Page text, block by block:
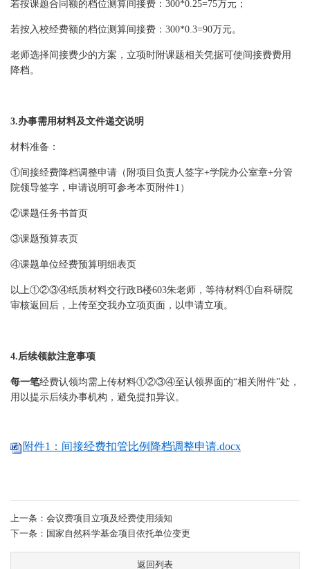
若按课题合同额的档位测算间接费：300*0.25=75万元；
若按入校经费额的档位测算间接费：300*0.3=90万元。
老师选择间接费少的方案，立项时附课题相关凭据可使间接费费用
降档。
3.办事需用材料及文件递交说明
材料准备：
①间接经费降档调整申请（附项目负责人签字+学院办公室章+分管
院领导签字，申请说明可参考本页附件1）
②课题任务书首页
③课题预算表页
④课题单位经费预算明细表页
以上①②③④纸质材料交行政B楼603朱老师，等待材料①自科研院
审核返回后，上传至交我办立项页面，以申请立项。
4.后续领款注意事项
每一笔经费认领均需上传材料①②③④至认领界面的“相关附件”处，
用以提示后续办事机构，避免提扣异议。
附件1：间接经费扣管比例降档调整申请.docx
上一条：会议费项目立项及经费使用须知
下一条：国家自然科学基金项目依托单位变更
返回列表